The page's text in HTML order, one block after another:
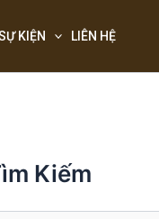
KIỆN LIÊN HỆ
Kiếm